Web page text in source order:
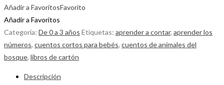
Añadir a FavoritosFavorito
Añadir a Favoritos
Categoría: De 0 a 3 años Etiquetas: aprender a contar, aprender los
números, cuentos cortos para bebés, cuentos de animales del
bosque, libros de cartón
Descripción